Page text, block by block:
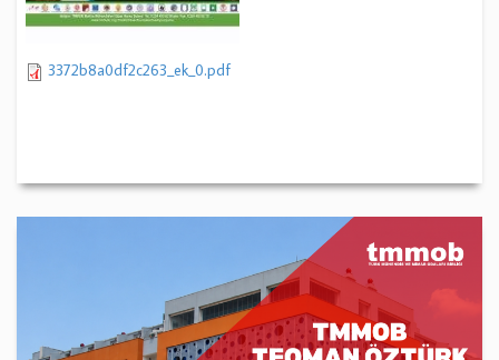
3372b8a0df2c263_ek_0.pdf